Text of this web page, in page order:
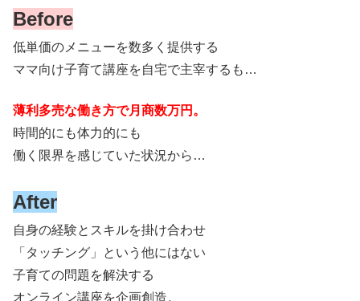
Before
低単価のメニューを数多く提供する
ママ向け子育て講座を自宅で主宰するも…
薄利多売な働き方で月商数万円。
時間的にも体力的にも
働く限界を感じていた状況から…
After
自身の経験とスキルを掛け合わせ
「タッチング」という他にはない
子育ての問題を解決する
オンライン講座を企画創造。